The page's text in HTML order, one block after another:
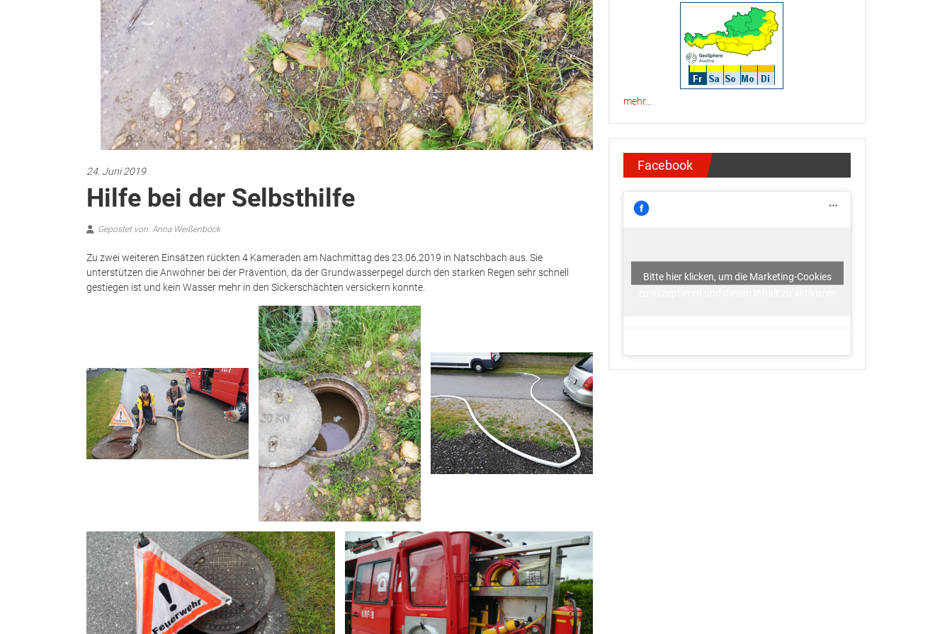
24. Juni 2019
Hilfe bei der Selbsthilfe
Gepostet von: Anna Weißenböck
Zu zwei weiteren Einsätzen rückten 4 Kameraden am Nachmittag des 23.06.2019 in Natschbach aus. Sie
unterstützen die Anwohner bei der Prävention, da der Grundwasserpegel durch den starken Regen sehr schnell
gestiegen ist und kein Wasser mehr in den Sickerschächten versickern konnte.
mehr...
Facebook
Bitte hier klicken, um die Marketing-Cookies